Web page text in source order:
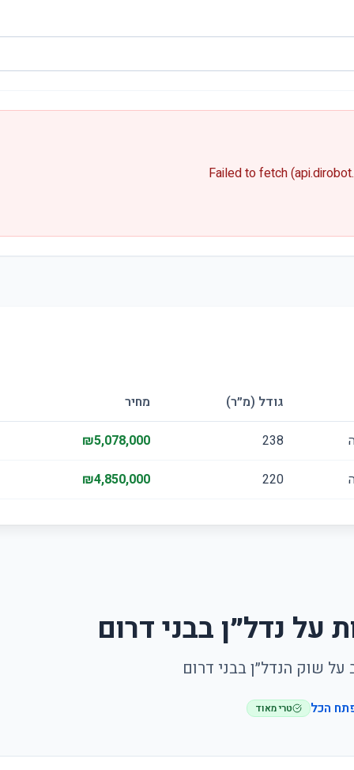
Failed to fetch
גודל (מ״ר) מחיר
238
₪5,078,000
220
₪4,850,000
על נדל״ן בבני דרום
שוק הנדל״ן בבני דרום
הכל טרי מאוד